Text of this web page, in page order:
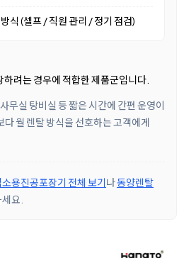
식 (셀프 / 직원 관리 / 정기 점검)
려는 경우에 적합한 제품군입니다.
무실 탕비실 등 짧은 시간에 간편 운영이
월 렌탈 방식을 선호하는 고객에게
소용진공포장기 전체 보기나동양렌탈
요.